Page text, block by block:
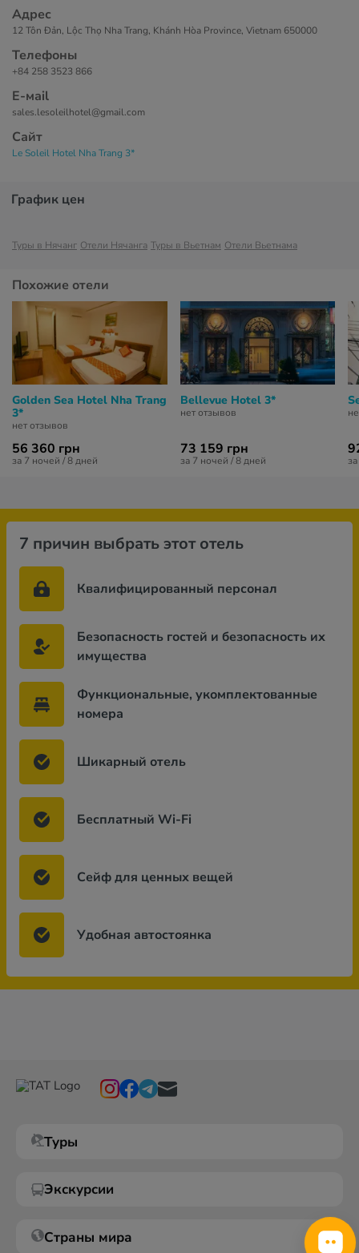
Адрес
12 Tôn Đản, Lộc Thọ Nha Trang, Khánh Hòa Province, Vietnam 650000
Телефоны
+84 258 3523 866
Е-маil
sales.lesoleilhotel@gmail.com
Сайт
Le Soleil Hotel Nha Trang 3*
График цен
Туры в Нячанг Отели Нячанга Туры в Вьетнам Отели Вьетнама
Похожие отели
Golden Sea Hotel Nha Trang
3*
нет отзывов
56 360 грн
за 7 ночей / 8 дней
Bellevue Hotel 3*
нет отзывов
73 159 грн
за 7 ночей / 8 дней
7 причин выбрать этот отель
Квалифицированный персонал
Безопасность гостей и безопасность их
имущества
Функциональные, укомплектованные
номера
Шикарный отель
Бесплатный Wi-Fi
Сейф для ценных вещей
Удобная автостоянка
Туры
Экскурсии
Страны мира